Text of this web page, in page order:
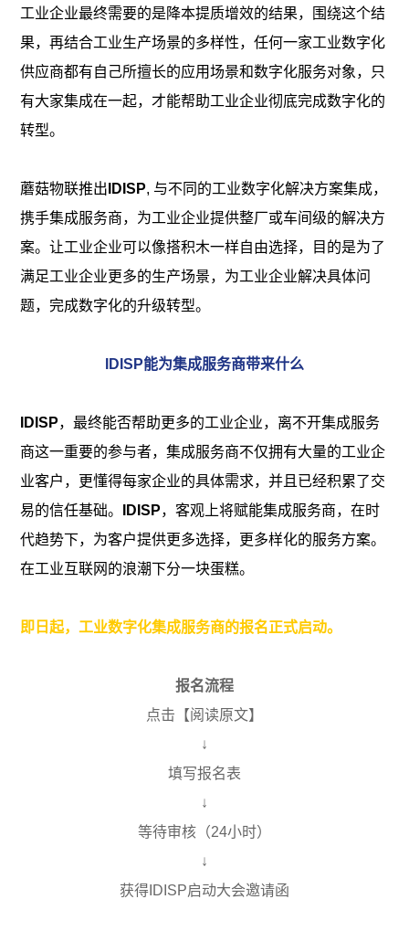
工业企业最终需要的是降本提质增效的结果，围绕这个结
果，再结合工业生产场景的多样性，任何一家工业数字化
供应商都有自己所擅长的应用场景和数字化服务对象，只
有大家集成在一起，才能帮助工业企业彻底完成数字化的
转型。
蘑菇物联推出 IDISP, 与不同的工业数字化解决方案集成，
携手集成服务商，为工业企业提供整厂或车间级的解决方
案。让工业企业可以像搭积木一样自由选择，目的是为了
满足工业企业更多的生产场景，为工业企业解决具体问
题，完成数字化的升级转型。
IDISP能为集成服务商带来什么
IDISP，最终能否帮助更多的工业企业，离不开集成服务
商这一重要的参与者，集成服务商不仅拥有大量的工业企
业客户，更懂得每家企业的具体需求，并且已经积累了交
易的信任基础。
IDISP，客观上将赋能集成服务商，在时
代趋势下，为客户提供更多选择，更多样化的服务方案。
在工业互联网的浪潮下分一块蛋糕。
即日起，工业数字化集成服务商的报名正式启动。
报名流程
点击【阅读原文】
↓
填写报名表
↓
等待审核（24小时）
↓
获得IDISP启动大会邀请函